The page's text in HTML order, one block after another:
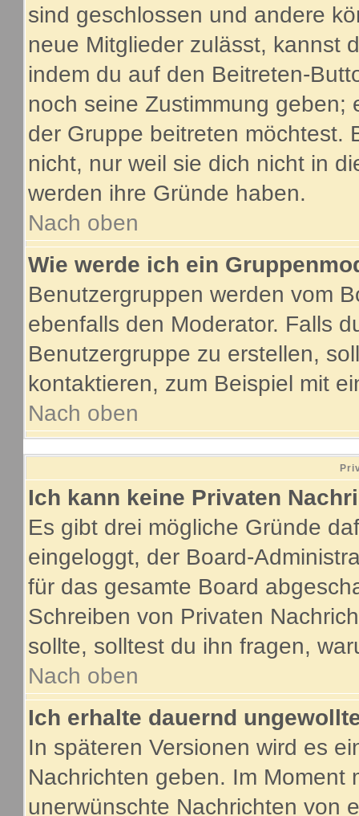
sind geschlossen und andere
neue Mitglieder zulässt, kannst
indem du auf den Beitreten-
noch seine Zustimmung geben;
der Gruppe beitreten möchtest.
nicht, nur weil sie dich nicht in
werden ihre Gründe haben.
Nach oben
Wie werde ich ein
Benutzergruppen werden vom
ebenfalls den Moderator. Falls
Benutzergruppe zu erstellen,
kontaktieren, zum Beispiel mit
Nach oben
Ich kann keine Privaten
Es gibt drei mögliche Gründe
eingeloggt, der Board-
für das gesamte Board
Schreiben von Privaten
sollte, solltest du ihn fragen,
Nach oben
Ich erhalte dauernd
In späteren Versionen wird es
Nachrichten geben. Im Moment
unerwünschte Nachrichten von